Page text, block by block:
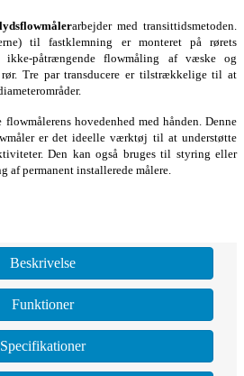
arbejder med transittidsmetoden.
til fastklemning er monteret på rørets
påtrængende flowmåling af væske og
Tre par transducere er tilstrækkelige til at
hovedenhed med hånden. Denne
er det ideelle værktøj til at understøtte
Den kan også bruges til styring eller
permanent installerede målere.
Beskrivelse
Funktioner
Specifikationer